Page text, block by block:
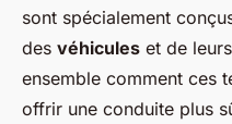
sont spécialement
des véhicules et de
ensemble comment ces
offrir une conduite plus